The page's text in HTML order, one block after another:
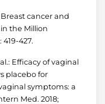
cancer and
the Million
427.
Efficacy of vaginal
placebo for
symptoms: a
Med. 2018;